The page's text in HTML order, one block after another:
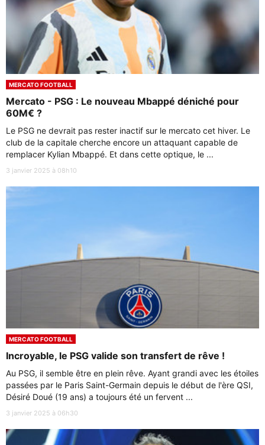
MERCATO FOOTBALL
Mercato - PSG : Le nouveau Mbappé déniché pour
60M€ ?
Le PSG ne devrait pas rester inactif sur le mercato cet hiver. Le
club de la capitale cherche encore un attaquant capable de
remplacer Kylian Mbappé. Et dans cette optique, le ...
3 janvier 2025 à 08h10
MERCATO FOOTBALL
Incroyable, le PSG valide son transfert de rêve !
Au PSG, il semble être en plein rêve. Ayant grandi avec les étoiles
passées par le Paris Saint-Germain depuis le début de l'ère QSI,
Désiré Doué (19 ans) a toujours été un fervent ...
3 janvier 2025 à 06h30